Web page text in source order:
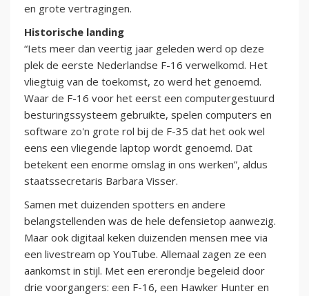
en grote vertragingen.
Historische landing
“Iets meer dan veertig jaar geleden werd op deze
plek de eerste Nederlandse F-16 verwelkomd. Het
vliegtuig van de toekomst, zo werd het genoemd.
Waar de F-16 voor het eerst een computergestuurd
besturingssysteem gebruikte, spelen computers en
software zo'n grote rol bij de F-35 dat het ook wel
eens een vliegende laptop wordt genoemd. Dat
betekent een enorme omslag in ons werken”, aldus
staatssecretaris Barbara Visser.
Samen met duizenden spotters en andere
belangstellenden was de hele defensietop aanwezig.
Maar ook digitaal keken duizenden mensen mee via
een livestream op YouTube. Allemaal zagen ze een
aankomst in stijl. Met een ererondje begeleid door
drie voorgangers: een F-16, een Hawker Hunter en